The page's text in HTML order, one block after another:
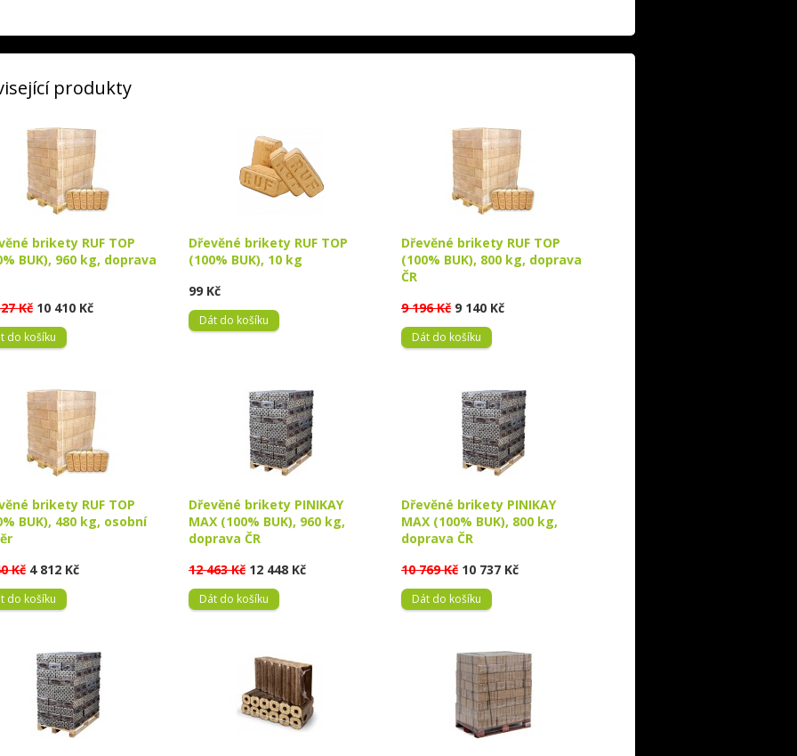
produkty
brikety RUF TOP
BUK), 960 kg, doprava
Kč 10 410 Kč
do košíku
Dřevěné brikety RUF TOP
(100% BUK), 10 kg
99 Kč
Dát do košíku
Dřevěné brikety RUF TOP
(100% BUK), 800 kg, doprava
ČR
9 196 Kč 9 140 Kč
Dát do košíku
brikety RUF TOP
BUK), 480 kg, osobní
Kč 4 812 Kč
do košíku
Dřevěné brikety PINIKAY
MAX (100% BUK), 960 kg,
doprava ČR
12 463 Kč 12 448 Kč
Dát do košíku
Dřevěné brikety PINIKAY
MAX (100% BUK), 800 kg,
doprava ČR
10 769 Kč 10 737 Kč
Dát do košíku